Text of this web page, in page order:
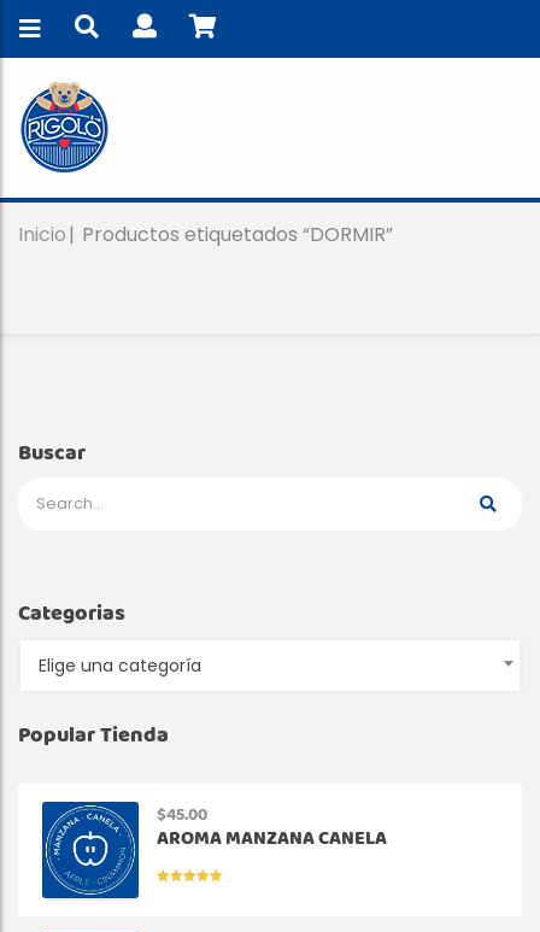
Inicio Productos etiquetados “DORMIR”
Buscar
Categorias
Elige una categoría
Popular Tienda
$45.00
AROMA MANZANA CANELA